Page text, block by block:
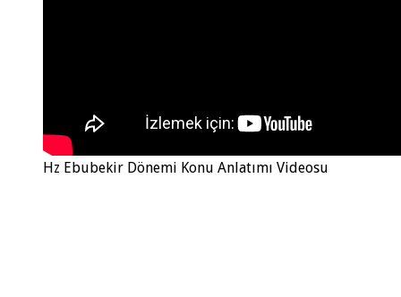
Hz Ebubekir Dönemi Konu Anlatımı Videosu